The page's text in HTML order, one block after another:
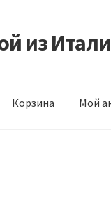
из
Корзина Мой